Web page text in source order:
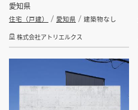
愛知県
住宅（戸建） 愛知県
建築物なし
株式会社アトリエルクス